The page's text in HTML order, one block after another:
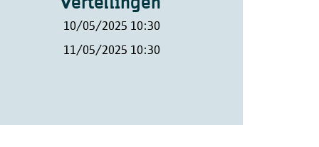
10/05/2025 10:30
11/05/2025 10:30
Toezichtcommissie of de